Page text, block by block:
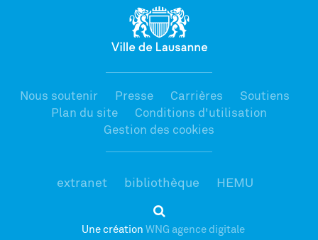
Nous soutenir Presse Carrières
Soutiens
Plan du site
Conditions d'utilisation
Gestion des cookies
extranet bibliothèque HEMU
Une création WNG agence digitale